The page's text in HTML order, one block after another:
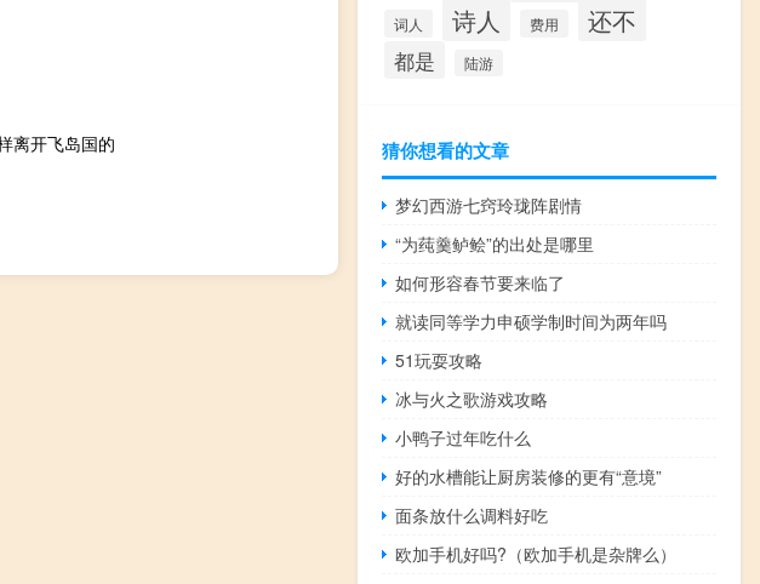
离开飞岛国的
词人 诗人 费用 还不
都是 陆游
猜你想看的文章
梦幻西游七窍玲珑阵剧情
“为莼羹鲈鲙”的出处是哪里
如何形容春节要来临了
就读同等学力申硕学制时间为两年吗
51玩耍攻略
冰与火之歌游戏攻略
小鸭子过年吃什么
好的水槽能让厨房装修的更有“意境”
面条放什么调料好吃
欧加手机好吗?（欧加手机是杂牌么）